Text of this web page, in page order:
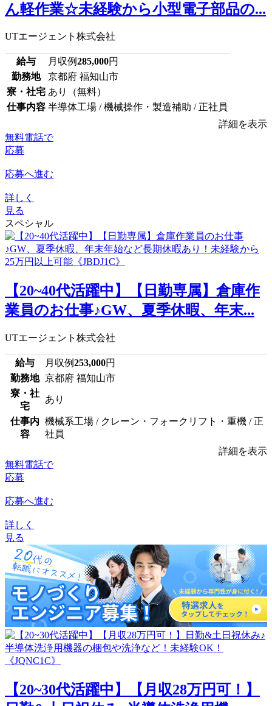
ん軽作業☆未経験から小型電子部品の...
UTエージェント株式会社
給与 月収例285,000円
勤務地
京都府 福知山市
寮・社宅 あり（無料）
仕事内容 半導体工場 / 機械操作・製造補助 / 正社員
詳細を表示
無料電話で
応募
応募へ進む
詳しく
見る
スペシャル
【20~40代活躍中】【日勤専属】倉庫作
業員のお仕事♪GW、夏季休暇、年末...
UTエージェント株式会社
給与 月収例253,000円
勤務地 京都府 福知山市
寮・社
宅
あり
仕事内
容
機械系工場 / クレーン・フォークリフト・重機 / 正
社員
詳細を表示
無料電話で
応募
応募へ進む
詳しく
見る
【20~30代活躍中】【月収28万円可！】